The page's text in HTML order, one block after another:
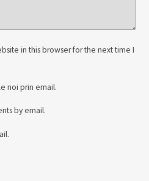
in this browser for the next time I
noi prin email.
by email.